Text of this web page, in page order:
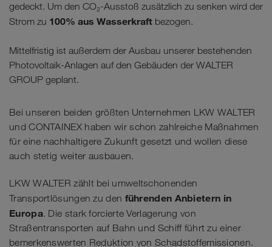
gedeckt. Um den CO₂-Ausstoß zusätzlich zu senken wird der
Strom zu 100% aus Wasserkraft bezogen.
Mittelfristig ist außerdem der Ausbau unserer bestehenden
Photovoltaik-Anlagen auf den Gebäuden der WALTER
GROUP geplant.
Bei unseren beiden größten Unternehmen LKW WALTER
und CONTAINEX haben wir schon zahlreiche Maßnahmen
für eine nachhaltigere Zukunft gesetzt und wollen diese
auch stetig weiter ausbauen.
LKW WALTER zählt bei umweltschonenden
Transportlösungen zu den führenden Anbietern in
Europa. Die stark forcierte Verlagerung von
Straßentransporten auf Bahn und Schiff führt zu einer
bemerkenswerten Reduktion von Schadstoffemissionen.